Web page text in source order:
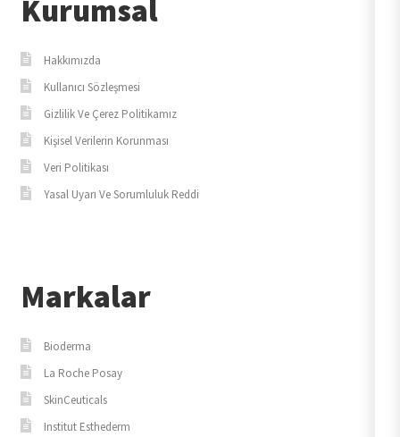
Kurumsal
Hakkımızda
Kullanıcı Sözleşmesi
Gizlilik Ve Çerez Politikamız
Kişisel Verilerin Korunması
Veri Politikası
Yasal Uyarı Ve Sorumluluk Reddi
Markalar
Bioderma
La Roche Posay
SkinCeuticals
Institut Esthederm